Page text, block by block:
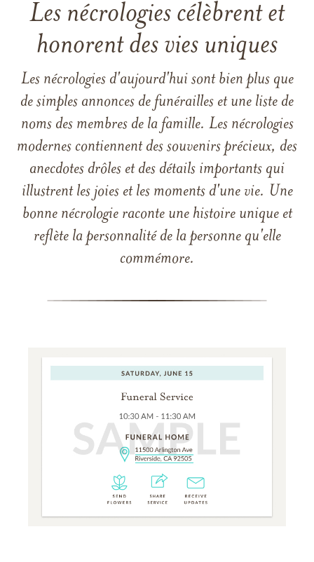
Les nécrologies célèbrent et
honorent des vies uniques
Les nécrologies d'aujourd'hui sont bien plus que
de simples annonces de funérailles et une liste de
noms des membres de la famille. Les nécrologies
modernes contiennent des souvenirs précieux, des
anecdotes drôles et des détails importants qui
illustrent les joies et les moments d'une vie. Une
bonne nécrologie raconte une histoire unique et
reflète la personnalité de la personne qu'elle
commémore.